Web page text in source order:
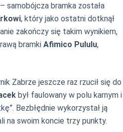
– samobójcza bramka została
, który jako ostatni dotknął
zakończy się takim wynikiem,
bramki Afimico Pululu,
Zabrze jeszcze raz rzucił się do
był faulowany w polu karnym i
Bezbłędnie wykorzystał ją
na swoim koncie trzy punkty.